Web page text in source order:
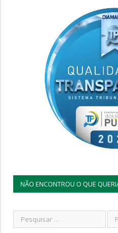
NÃO ENCONTROU O QUE